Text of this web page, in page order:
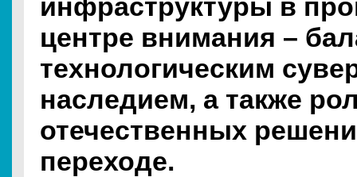
инфраструктуры в
центре внимания –
технологическим
наследием, а также
отечественных
переходе.